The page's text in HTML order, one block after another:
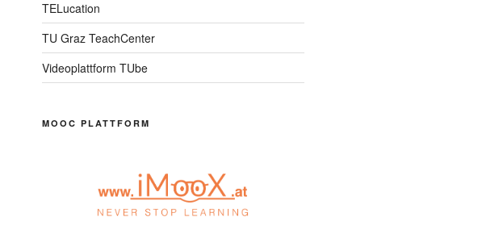
TELucation
TU Graz TeachCenter
Videoplattform TUbe
MOOC PLATTFORM